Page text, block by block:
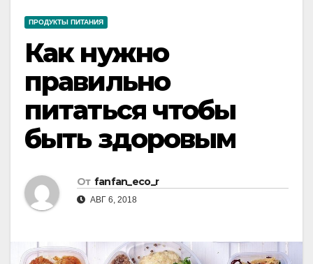
ПРОДУКТЫ ПИТАНИЯ
Как нужно
правильно
питаться чтобы
быть здоровым
От fanfan_eco_r
АВГ 6, 2018